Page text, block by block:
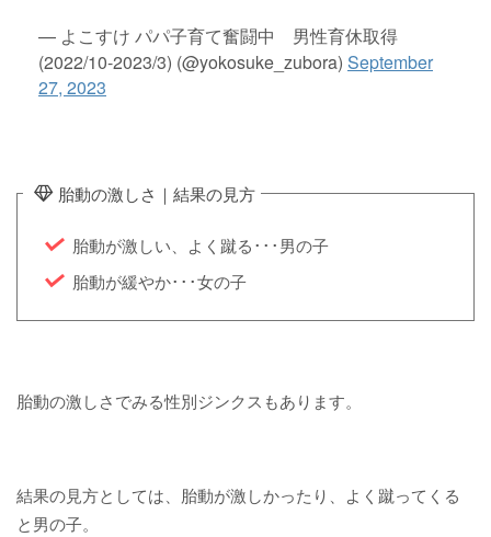
— よこすけ パパ子育て奮闘中 男性育休取得
(2022/10-2023/3) (@yokosuke_zubora) September
27, 2023
胎動の激しさ｜結果の見方
胎動が激しい、よく蹴る･･･男の子
胎動が緩やか･･･女の子
胎動の激しさでみる性別ジンクスもあります。
結果の見方としては、胎動が激しかったり、よく蹴ってくる
と男の子。